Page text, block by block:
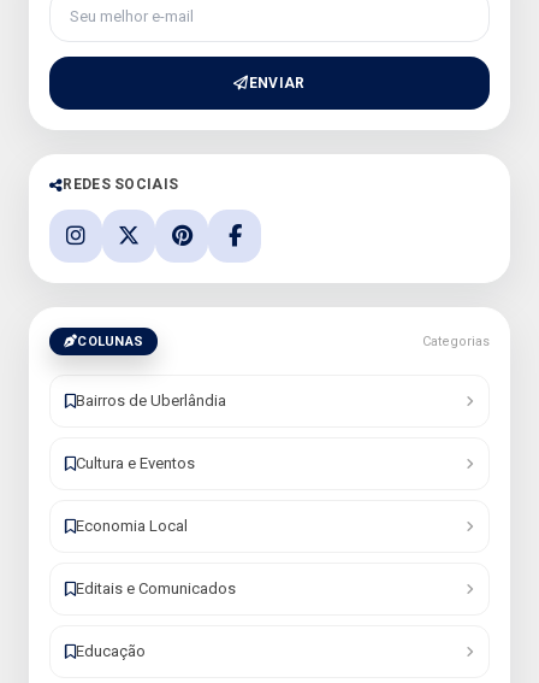
ENVIAR
REDES SOCIAIS
COLUNAS Categorias
Bairros de Uberlândia
Cultura e Eventos
Economia Local
Editais e Comunicados
Educação